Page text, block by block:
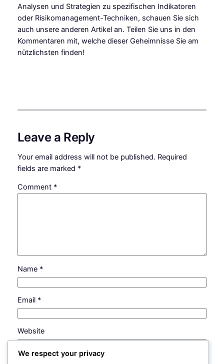
Analysen und Strategien zu spezifischen Indikatoren
oder Risikomanagement-Techniken, schauen Sie sich
auch unsere anderen Artikel an. Teilen Sie uns in den
Kommentaren mit, welche dieser Geheimnisse Sie am
nützlichsten finden!
Leave a Reply
Your email address will not be published. Required
fields are marked *
Comment *
Name *
Email *
Website
We respect your privacy